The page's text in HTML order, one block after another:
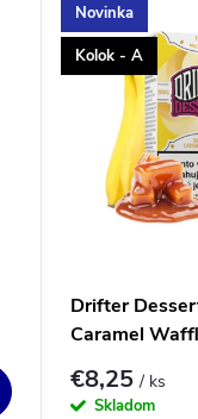
Novinka
Kolok - A
Drifter
Caramel
€8,25/ ks
Skladom